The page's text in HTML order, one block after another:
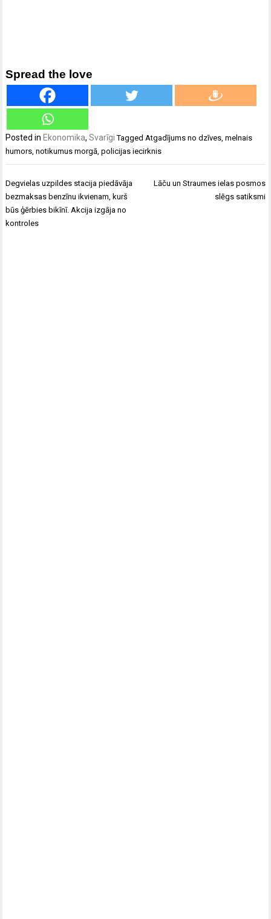
Spread the love
Posted in Ekonomika,Svarīgi TaggedAtgadījums no dzīves,melnais
humors,notikumus morgā,policijas iecirknis
Ziņu
izvēlne
Degvielas uzpildes stacija piedāvāja
bezmaksas benzīnu ikvienam, kurš
būs ģērbies bikīnī. Akcija izgāja no
kontroles
Lāču un Straumes ielas posmos
slēgs satiksmi